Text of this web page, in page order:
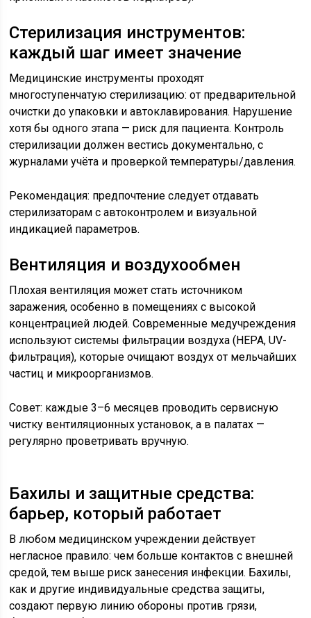
Стерилизация инструментов:
каждый шаг имеет значение
Медицинские инструменты проходят
многоступенчатую стерилизацию: от предварительной
очистки до упаковки и автоклавирования. Нарушение
хотя бы одного этапа — риск для пациента. Контроль
стерилизации должен вестись документально, с
журналами учёта и проверкой температуры/давления.
Рекомендация: предпочтение следует отдавать
стерилизаторам с автоконтролем и визуальной
индикацией параметров.
Вентиляция и воздухообмен
Плохая вентиляция может стать источником
заражения, особенно в помещениях с высокой
концентрацией людей. Современные медучреждения
используют системы фильтрации воздуха (HEPA, UV-
фильтрация), которые очищают воздух от мельчайших
частиц и микроорганизмов.
Совет: каждые 3–6 месяцев проводить сервисную
чистку вентиляционных установок, а в палатах —
регулярно проветривать вручную.
Бахилы и защитные средства:
барьер, который работает
В любом медицинском учреждении действует
негласное правило: чем больше контактов с внешней
средой, тем выше риск занесения инфекции. Бахилы,
как и другие индивидуальные средства защиты,
создают первую линию обороны против грязи,